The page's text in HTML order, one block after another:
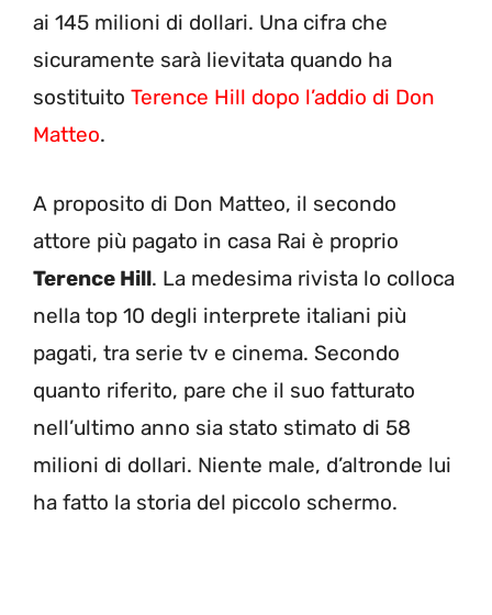
ai 145 milioni di dollari. Una cifra che
sicuramente sarà lievitata quando ha
sostituito Terence Hill dopo l’addio di Don
Matteo.
A proposito di Don Matteo, il secondo
attore più pagato in casa Rai è proprio
Terence Hill. La medesima rivista lo colloca
nella top 10 degli interprete italiani più
pagati, tra serie tv e cinema. Secondo
quanto riferito, pare che il suo fatturato
nell’ultimo anno sia stato stimato di 58
milioni di dollari. Niente male, d’altronde lui
ha fatto la storia del piccolo schermo.